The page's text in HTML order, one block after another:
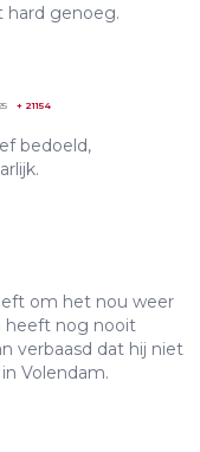
hard genoeg.
+ 21154
bedoeld,
om het nou weer
heeft nog nooit
verbaasd dat hij niet
Volendam.